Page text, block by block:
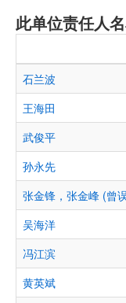
此单位责任人
石兰波
王海田
武俊平
孙永先
张金锋，张金峰 (曾
吴海洋
冯江滨
黄英斌